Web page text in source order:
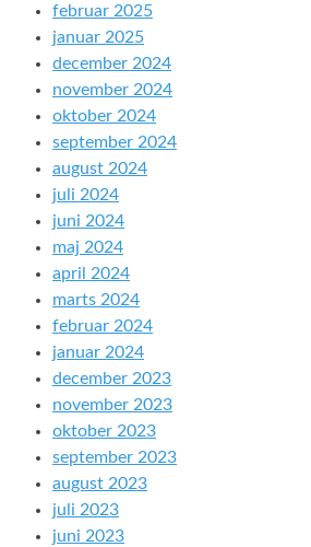
februar 2025
januar 2025
december 2024
november 2024
oktober 2024
september 2024
august 2024
juli 2024
juni 2024
maj 2024
april 2024
marts 2024
februar 2024
januar 2024
december 2023
november 2023
oktober 2023
september 2023
august 2023
juli 2023
juni 2023